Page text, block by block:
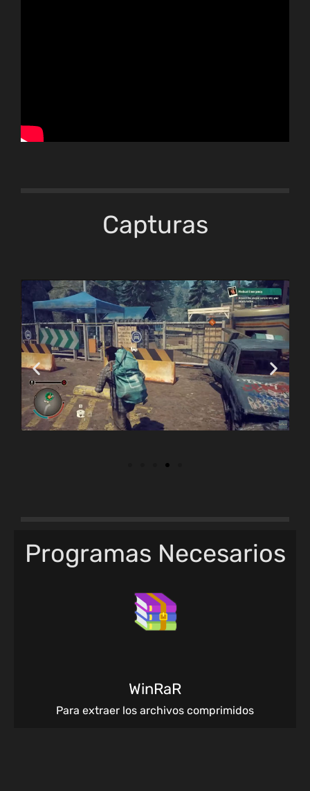
Capturas
Programas Necesarios
WinRaR
Para extraer los archivos comprimidos